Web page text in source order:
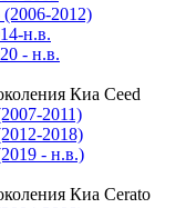
(2006-2012)
н.в.
- н.в.
Киа Ceed
2011)
2018)
- н.в.)
Киа Cerato